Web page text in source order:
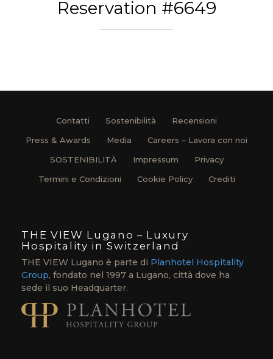
Reservation #6649
Contatti Sostenibilità
Recensioni
Press & Awards
Media
Careers – Lavora con noi
SOSTENIBILITÀ
Impressum
Privacy
Termini e Condizioni
Cookie Policy Crediti
THE VIEW Lugano – Luxury
Hospitality in Switzerland
THE VIEW Lugano è parte di Planhotel Hospitality
Group, fondato nel 1997 a Lugano, città dove ha
sede il suo Headquarter.